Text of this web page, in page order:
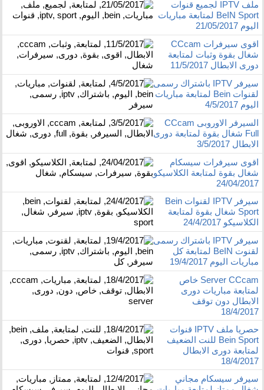
ملف IPTV لجميع قنوات
BeIN Sport لمتابعة مباريات
اليوم 21/05/2017
اقوى سيرفرات CCcam
شغال بقوة وثبات لمتابعة
دورى الابطال 11/5/2017
سيرفر IPTV باشتراك رسمى
لقنوات Bein لمتابعة مباريات
اليوم 4/5/2017
السيرفر الاوروبى CCcam
Full شغال بقوة لمتابعة دورى
الابطال 3/5/2017
اقوى سيرفرات سيسكام
شغال بقوة لمتابعة الكلاسيكو
24/04/2017
سيرفر IPTV لقنوات Bein
Sport شغال بقوة لمتابعة
الكلاسيكو 24/4/2017
سيرفر IPTV باشتراك رسمى
لقنوت BeIN لمتابعة كل
مباريات اليوم 19/4/2017
Server CCcam خاص
لمتابعة مباريات دورى
الابطال دون توقف
18/4/2017
حصريا ملف IPTV قنوات
Bein Sport للنت الضعيف
لمتابعة دورى الابطال
18/4/2017
سيرفر سيسكام مجاني